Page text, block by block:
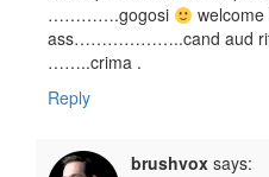
………….gogosi
ass………………..cand aud
……..crima .
Reply
brushvox says: